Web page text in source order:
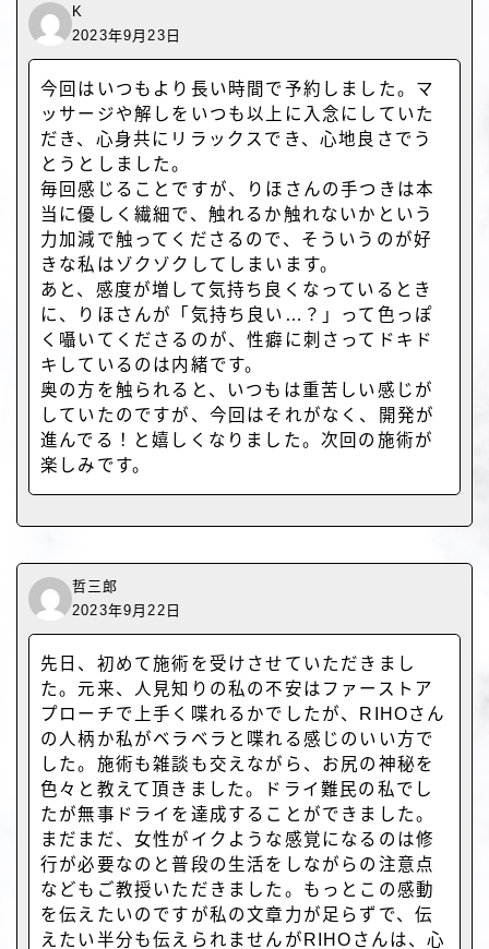
K
2023年9月23日
今回はいつもより長い時間で予約しました。マ
ッサージや解しをいつも以上に入念にしていた
だき、心身共にリラックスでき、心地良さでう
とうとしました。
毎回感じることですが、りほさんの手つきは本
当に優しく繊細で、触れるか触れないかという
力加減で触ってくださるので、そういうのが好
きな私はゾクゾクしてしまいます。
あと、感度が増して気持ち良くなっているとき
に、りほさんが「気持ち良い…？」って色っぽ
く囁いてくださるのが、性癖に刺さってドキド
キしているのは内緒です。
奥の方を触られると、いつもは重苦しい感じが
していたのですが、今回はそれがなく、開発が
進んでる！と嬉しくなりました。次回の施術が
楽しみです。
哲三郎
2023年9月22日
先日、初めて施術を受けさせていただきまし
た。元来、人見知りの私の不安はファーストア
プローチで上手く喋れるかでしたが、RIHOさん
の人柄か私がベラベラと喋れる感じのいい方で
した。施術も雑談も交えながら、お尻の神秘を
色々と教えて頂きました。ドライ難民の私でし
たが無事ドライを達成することができました。
まだまだ、女性がイクような感覚になるのは修
行が必要なのと普段の生活をしながらの注意点
などもご教授いただきました。もっとこの感動
を伝えたいのですが私の文章力が足らずで、伝
えたい半分も伝えられませんがRIHOさんは、心